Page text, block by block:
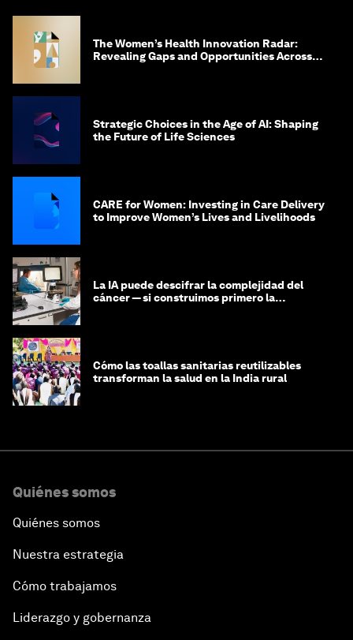
The Women’s Health Innovation Radar:
Revealing Gaps and Opportunities Across
Strategic Choices in the Age of AI: Shaping
the Future of Life Sciences
CARE for Women: Investing in Care Delivery
to Improve Women’s Lives and Livelihoods
La IA puede descifrar la complejidad del
cáncer — si construimos primero la
Cómo las toallas sanitarias reutilizables
transforman la salud en la India rural
Quiénes somos
Quiénes somos
Nuestra estrategia
Cómo trabajamos
Liderazgo y gobernanza